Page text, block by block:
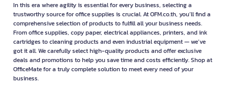
In this era where agility is essential for every business, selecting a
trustworthy source for office supplies is crucial. At OFM.co.th, you’ll find a
comprehensive selection of products to fulfill all your business needs.
From office supplies, copy paper, electrical appliances, printers, and ink
cartridges to cleaning products and even industrial equipment — we’ve
got it all. We carefully select high-quality products and offer exclusive
deals and promotions to help you save time and costs efficiently. Shop at
OfficeMate for a truly complete solution to meet every need of your
business.